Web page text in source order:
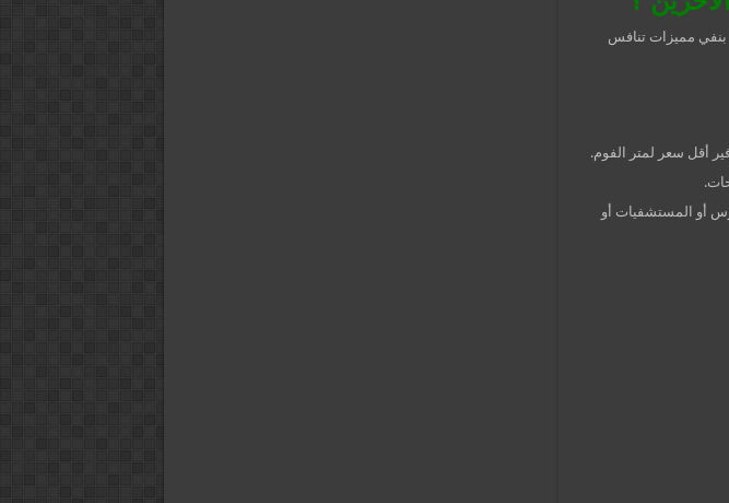
بنفي مميزات تنافس
أقل سعر لمتر الفوم.
أو المستشفيات أو